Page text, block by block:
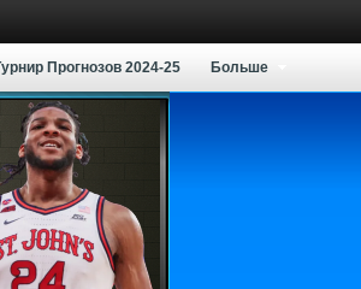
Прогнозов 2024-25 Больше